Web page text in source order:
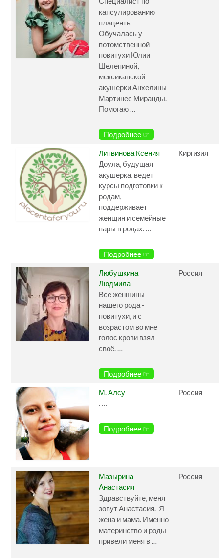
капсулированию
плаценты.
Обучалась у
потомственной
повитухи Юлии
Шелепиной,
мексиканской
акушерки Анхелины
Мартинес Миранды.
Помогаю …
Подробнее ☞
Литвинова Ксения
Доула, будущая
акушерка, ведет
курсы подготовки к
родам,
поддерживает
женщин и семейные
пары в родах. …
Подробнее ☞
Киргизия
Любушкина
Людмила
Все женщины
нашего рода -
повитухи, и с
возрастом во мне
голос крови взял
своё. …
Подробнее ☞
Россия
М. Алсу
Подробнее ☞
Россия
Мазырина
Анастасия
Здравствуйте, меня
зовут Анастасия. Я
жена и мама. Именно
материнство и роды
привели меня в …
Россия